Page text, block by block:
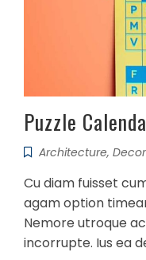
Puzzle
Architecture,
Cu diam fuisset
agam option
Nemore utroque
incorrupte. Ius ea